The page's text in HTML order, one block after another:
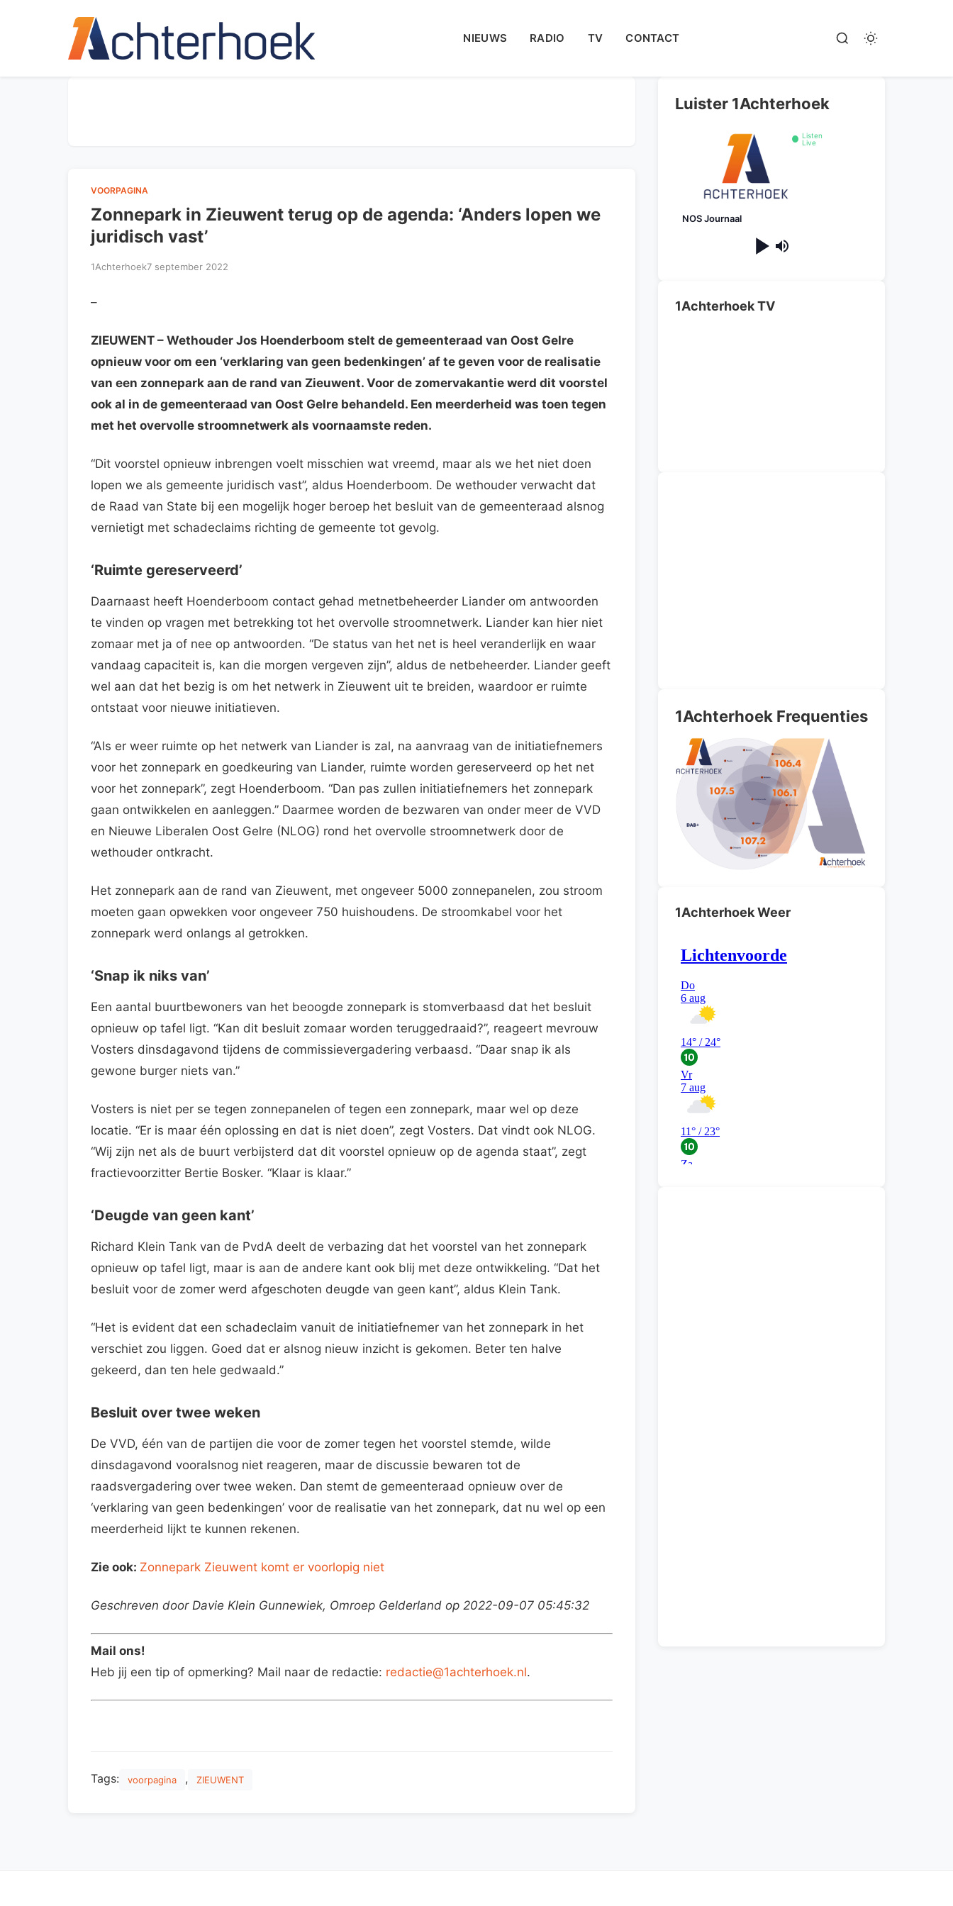
NIEUWS RADIO TV CONTACT
VOORPAGINA
Zonnepark in Zieuwent terug op de agenda: ‘Anders lopen we
juridisch vast’
1Achterhoek7 september 2022
–
ZIEUWENT – Wethouder Jos Hoenderboom stelt de gemeenteraad van Oost Gelre
opnieuw voor om een ‘verklaring van geen bedenkingen’ af te geven voor de realisatie
van een zonnepark aan de rand van Zieuwent. Voor de zomervakantie werd dit voorstel
ook al in de gemeenteraad van Oost Gelre behandeld. Een meerderheid was toen tegen
met het overvolle stroomnetwerk als voornaamste reden.
“Dit voorstel opnieuw inbrengen voelt misschien wat vreemd, maar als we het niet doen
lopen we als gemeente juridisch vast”, aldus Hoenderboom. De wethouder verwacht dat
de Raad van State bij een mogelijk hoger beroep het besluit van de gemeenteraad alsnog
vernietigt met schadeclaims richting de gemeente tot gevolg.
‘Ruimte gereserveerd’
Daarnaast heeft Hoenderboom contact gehad metnetbeheerder Liander om antwoorden
te vinden op vragen met betrekking tot het overvolle stroomnetwerk. Liander kan hier niet
zomaar met ja of nee op antwoorden. “De status van het net is heel veranderlijk en waar
vandaag capaciteit is, kan die morgen vergeven zijn”, aldus de netbeheerder. Liander geeft
wel aan dat het bezig is om het netwerk in Zieuwent uit te breiden, waardoor er ruimte
ontstaat voor nieuwe initiatieven.
“Als er weer ruimte op het netwerk van Liander is zal, na aanvraag van de initiatiefnemers
voor het zonnepark en goedkeuring van Liander, ruimte worden gereserveerd op het net
voor het zonnepark”, zegt Hoenderboom. “Dan pas zullen initiatiefnemers het zonnepark
gaan ontwikkelen en aanleggen.” Daarmee worden de bezwaren van onder meer de VVD
en Nieuwe Liberalen Oost Gelre (NLOG) rond het overvolle stroomnetwerk door de
wethouder ontkracht.
Het zonnepark aan de rand van Zieuwent, met ongeveer 5000 zonnepanelen, zou stroom
moeten gaan opwekken voor ongeveer 750 huishoudens. De stroomkabel voor het
zonnepark werd onlangs al getrokken.
‘Snap ik niks van’
Een aantal buurtbewoners van het beoogde zonnepark is stomverbaasd dat het besluit
opnieuw op tafel ligt. “Kan dit besluit zomaar worden teruggedraaid?”, reageert mevrouw
Vosters dinsdagavond tijdens de commissievergadering verbaasd. “Daar snap ik als
gewone burger niets van.”
Vosters is niet per se tegen zonnepanelen of tegen een zonnepark, maar wel op deze
locatie. “Er is maar één oplossing en dat is niet doen”, zegt Vosters. Dat vindt ook NLOG.
“Wij zijn net als de buurt verbijsterd dat dit voorstel opnieuw op de agenda staat”, zegt
fractievoorzitter Bertie Bosker. “Klaar is klaar.”
‘Deugde van geen kant’
Richard Klein Tank van de PvdA deelt de verbazing dat het voorstel van het zonnepark
opnieuw op tafel ligt, maar is aan de andere kant ook blij met deze ontwikkeling. “Dat het
besluit voor de zomer werd afgeschoten deugde van geen kant”, aldus Klein Tank.
“Het is evident dat een schadeclaim vanuit de initiatiefnemer van het zonnepark in het
verschiet zou liggen. Goed dat er alsnog nieuw inzicht is gekomen. Beter ten halve
gekeerd, dan ten hele gedwaald.”
Besluit over twee weken
De VVD, één van de partijen die voor de zomer tegen het voorstel stemde, wilde
dinsdagavond vooralsnog niet reageren, maar de discussie bewaren tot de
raadsvergadering over twee weken. Dan stemt de gemeenteraad opnieuw over de
‘verklaring van geen bedenkingen’ voor de realisatie van het zonnepark, dat nu wel op een
meerderheid lijkt te kunnen rekenen.
Zie ook: Zonnepark Zieuwent komt er voorlopig niet
Geschreven door Davie Klein Gunnewiek, Omroep Gelderland op 2022-09-07 05:45:32
Mail ons!
Heb jij een tip of opmerking? Mail naar de redactie: redactie@1achterhoek.nl.
Tags: voorpagina , ZIEUWENT
Luister 1Achterhoek
Listen
Live
NOS Journaal
1Achterhoek TV
1Achterhoek Frequenties
1Achterhoek Weer